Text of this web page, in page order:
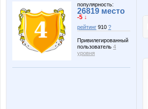
популярность:
26819 место
-5 ↓
рейтинг 910 ?
Привилегированный
пользователь 4
уровня